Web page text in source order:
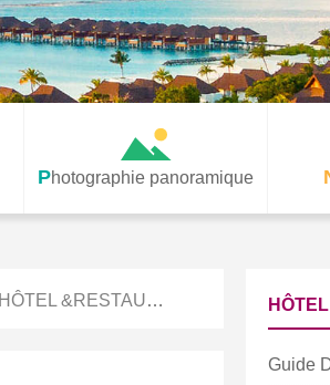
Photographie panoramique
HÔTEL &RESTAURATION
Guide